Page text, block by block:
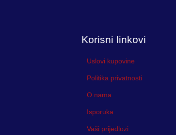
Korisni linkovi
Uslovi kupovine
Politika privatnosti
O nama
Isporuka
Vaši prijedlozi